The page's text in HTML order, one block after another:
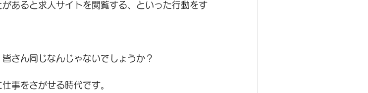
あると求人サイトを閲覧する、といった行動をす
さん同じなんじゃないでしょうか？
事をさがせる時代です。